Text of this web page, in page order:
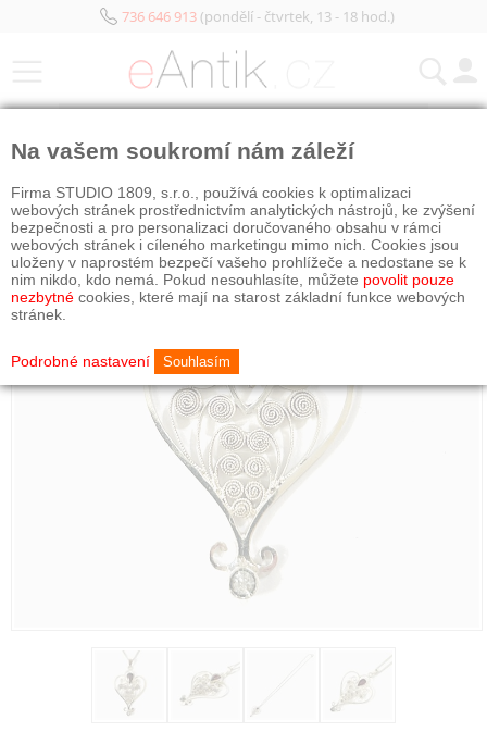
736 646 913(pondělí - čtvrtek, 13 - 18 hod.)
Na vašem soukromí nám záleží
Firma STUDIO 1809, s.r.o., používá cookies k optimalizaci
webových stránek prostřednictvím analytických nástrojů, ke zvýšení
bezpečnosti a pro personalizaci doručovaného obsahu v rámci
webových stránek i cíleného marketingu mimo nich. Cookies jsou
uloženy v naprostém bezpečí vašeho prohlížeče a nedostane se k
nim nikdo, kdo nemá. Pokud nesouhlasíte, můžete povolit pouze
nezbytné cookies, které mají na starost základní funkce webových
stránek.
Podrobné nastavení Souhlasím